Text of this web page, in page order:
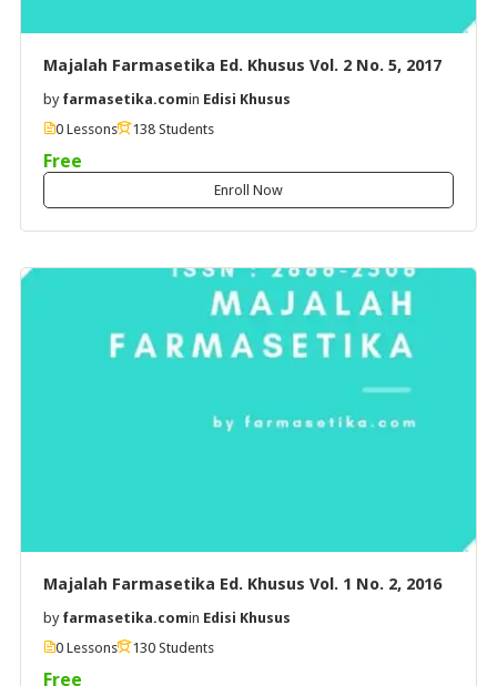
Majalah Farmasetika Ed. Khusus Vol. 2 No. 5, 2017
by farmasetika.comin Edisi Khusus
0 Lessons
138 Students
Free
Enroll Now
Majalah Farmasetika Ed. Khusus Vol. 1 No. 2, 2016
by farmasetika.comin Edisi Khusus
0 Lessons
130 Students
Free